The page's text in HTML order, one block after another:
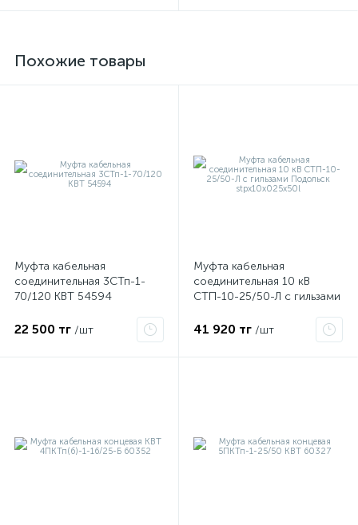
Похожие товары
Муфта кабельная
соединительная 3СТп-1-
70/120 КВТ 54594
22 500 тг /шт
Муфта кабельная
соединительная 10 кВ
СТП-10-25/50-Л с гильзами
41 920 тг /шт